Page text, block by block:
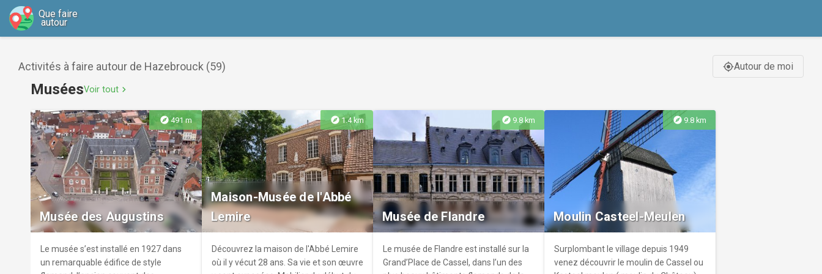
Que faire
autour
Activités à faire autour de Hazebrouck (59) gps_fixedAutour de moi
MuséesVoir tout chevron_right
explore491 m
Musée des Augustins
Le musée s’est installé en 1927 dans
un remarquable édifice de style
explore1.4 km
Maison-Musée de l'Abbé
Lemire
Découvrez la maison de l'Abbé Lemire
où il y vécut 28 ans. Sa vie et son œuvre
explore 9.8 km
Musée de Flandre
Le musée de Flandre est installé sur la
Grand’Place de Cassel, dans l’un des
explore 9.8 km
Moulin Casteel-Meulen
Surplombant le village depuis 1949
venez découvrir le moulin de Cassel ou